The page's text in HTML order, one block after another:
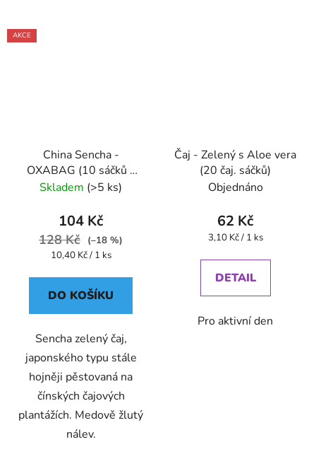
AKCE
China Sencha -
OXABAG (10 sáčků x
4g) - Oxalis
Skladem (>5 ks)
104 Kč
128 Kč
(–18 %)
Měrná
10,40 Kč / 1 ks
DO KOŠÍKU
Sencha zelený čaj,
japonského typu stále
hojněji pěstovaná na
čínských čajových
plantážích. Medově žlutý
nálev.
Čaj - Zelený s Aloe vera
(20 čaj. sáčků)
Objednáno
62 Kč
Měrná
3,10 Kč / 1 ks
DETAIL
Pro aktivní den